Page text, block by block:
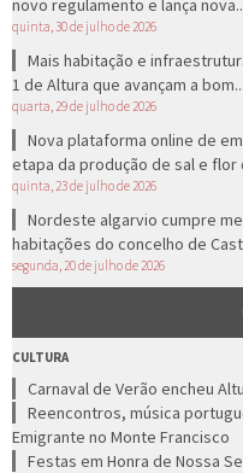
novo regulamento e lança
quinta, 30 de julho de 2026
Mais habitação e
1 de Altura que avançam a bom...
quarta, 29 de julho de 2026
Nova plataforma online de
etapa da produção de sal e flor
quinta, 23 de julho de 2026
Nordeste algarvio cumpre
habitações do concelho de
segunda, 20 de julho de 2026
CULTURA
Carnaval de Verão encheu
Reencontros, música
Emigrante no Monte Francisco
Festas em Honra de Nossa